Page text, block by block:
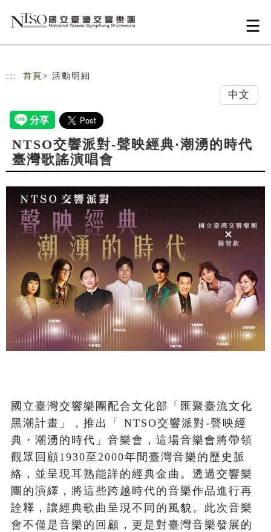
::: 首頁 > 活動明細
中文
NTSO交響派對-聲映經典·潮湧的時代
臺灣歌謠演唱會
國立臺灣交響樂團配合文化部「匯聚臺流文化
黑潮計畫」，推出「 NTSO交響派對-聲映經
典・潮湧的時代」音樂會，這場音樂會將帶領
觀眾回顧1930至2000年間臺灣音樂的歷史脈
絡，並呈現耳熟能詳的經典金曲。透過交響樂
團的演繹，將這些跨越時代的音樂作品進行再
詮釋，讓經典歌曲呈現不同的風貌。此次音樂
會不僅是音樂的回顧，更是對臺灣音樂發展的